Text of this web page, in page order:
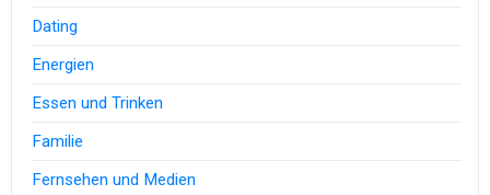
Dating
Energien
Essen und Trinken
Familie
Fernsehen und Medien